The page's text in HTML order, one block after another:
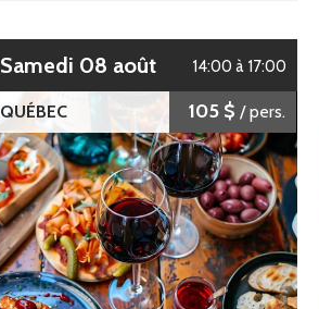
samedi 08 août 14:00 à 17:00
QUÉBEC 105 $ / pers.